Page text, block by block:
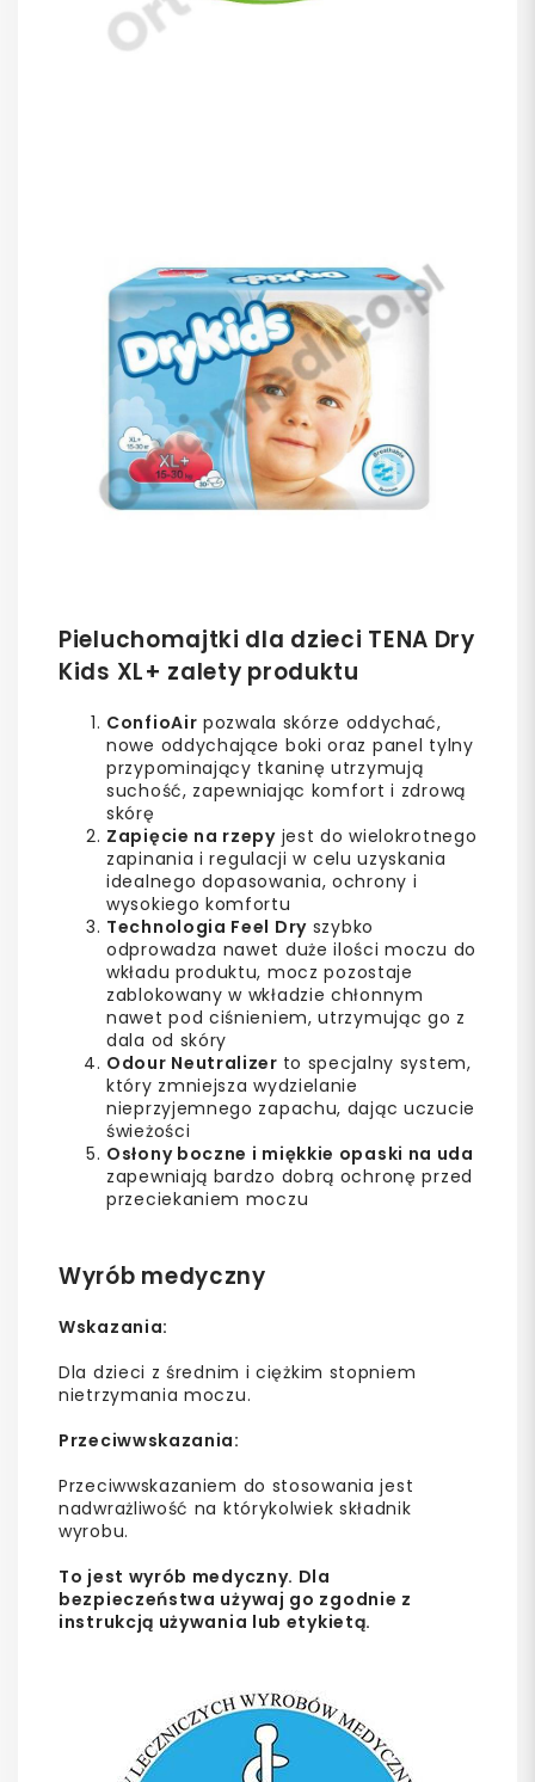
Pieluchomajtki dla dzieci TENA Dry
Kids XL+ zalety produktu
ConfioAir pozwala skórze oddychać,
nowe oddychające boki oraz panel tylny
przypominający tkaninę utrzymują
suchość, zapewniając komfort i zdrową
skórę
Zapięcie na rzepyjest do wielokrotnego
zapinania iregulacji w celu uzyskania
idealnego dopasowania, ochrony i
wysokiego komfortu
Technologia Feel Dry szybko
odprowadza nawet duże ilości moczu do
wkładu produktu, mocz pozostaje
zablokowany w wkładzie chłonnym
nawet pod ciśnieniem, utrzymując go z
dala od skóry
Odour Neutralizer to specjalny system,
który zmniejsza wydzielanie
nieprzyjemnego zapachu, dając uczucie
świeżości
Osłony boczne i miękkie opaski na uda
zapewniają bardzo dobrą ochronę przed
przeciekaniem moczu
Wyrób medyczny
Wskazania:
Dla dzieci z średnim i ciężkim stopniem
nietrzymania moczu.
Przeciwwskazania:
Przeciwwskazaniem do stosowania jest
nadwrażliwość na którykolwiek składnik
wyrobu.
To jest wyrób medyczny. Dla
bezpieczeństwa używaj go zgodnie z
instrukcją używania lub etykietą.